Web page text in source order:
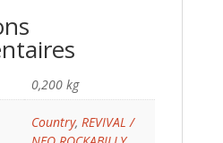
0,200 kg
Country, REVIVAL /